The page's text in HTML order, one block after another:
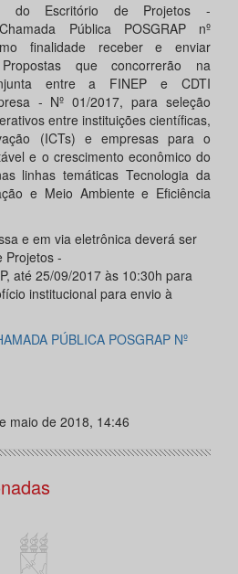
do Escritório de Projetos -
Pública POSGRAP nº
finalidade receber e enviar
que concorrerão na
entre a FINEP e CDTI
- Nº 01/2017, para seleção
entre instituições científicas,
(ICTs) e empresas para o
e o crescimento econômico do
linhas temáticas Tecnologia da
e Meio Ambiente e Eficiência
e em via eletrônica deverá ser
Projetos -
até 25/09/2017 às 10:30h para
institucional para envio à
PÚBLICA POSGRAP Nº
maio de 2018, 14:46